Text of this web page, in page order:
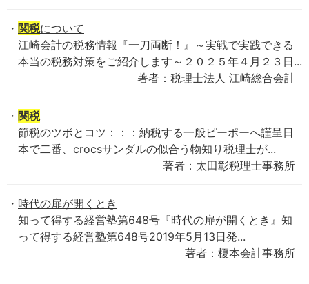
関税について
江崎会計の税務情報『一刀両断！』～実戦で実践できる
本当の税務対策をご紹介します～２０２５年４月２３日...
著者：税理士法人 江崎総合会計
関税
節税のツボとコツ：：：納税する一般ピーポーへ謹呈日
本で二番、crocsサンダルの似合う物知り税理士が...
著者：太田彰税理士事務所
時代の扉が開くとき
知って得する経営塾第648号『時代の扉が開くとき』知
って得する経営塾第648号2019年5月13日発...
著者：榎本会計事務所